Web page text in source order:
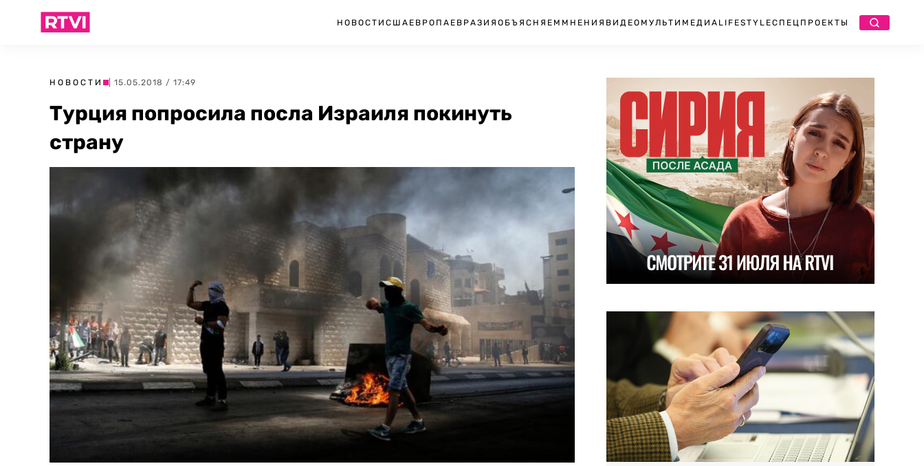
НОВОСТИ США ЕВРОПА ЕВРАЗИЯ ОБЪЯСНЯЕМ МНЕНИЯ ВИДЕО МУЛЬТИМЕДИА LIFESTYLEСПЕЦПРОЕКТЫ
НОВОСТИ | 15.05.2018 / 17:49
Турция попросила посла Израиля покинуть
страну